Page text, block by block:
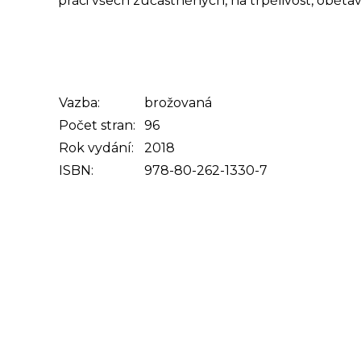
Vazba:
brožovaná
Počet stran:
96
Rok vydání:
2018
ISBN:
978-80-262-1330-7